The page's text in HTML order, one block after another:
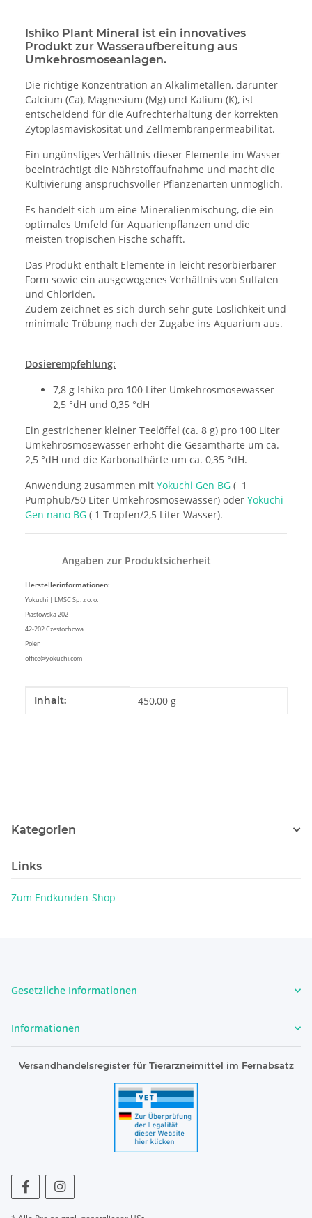
Ishiko Plant Mineral ist ein innovatives
Produkt zur Wasseraufbereitung aus
Umkehrosmoseanlagen.
Die richtige Konzentration an Alkalimetallen, darunter
Calcium (Ca), Magnesium (Mg) und Kalium (K), ist
entscheidend für die Aufrechterhaltung der korrekten
Zytoplasmaviskosität und Zellmembranpermeabilität.
Ein ungünstiges Verhältnis dieser Elemente im Wasser
beeinträchtigt die Nährstoffaufnahme und macht die
Kultivierung anspruchsvoller Pflanzenarten unmöglich.
Es handelt sich um eine Mineralienmischung, die ein
optimales Umfeld für Aquarienpflanzen und die
meisten tropischen Fische schafft.
Das Produkt enthält Elemente in leicht resorbierbarer
Form sowie ein ausgewogenes Verhältnis von Sulfaten
und Chloriden.
Zudem zeichnet es sich durch sehr gute Löslichkeit und
minimale Trübung nach der Zugabe ins Aquarium aus.
Dosierempfehlung:
7,8 g Ishiko pro 100 Liter Umkehrosmosewasser =
2,5 °dH und 0,35 °dH
Ein gestrichener kleiner Teelöffel (ca. 8 g) pro 100 Liter
Umkehrosmosewasser erhöht die Gesamthärte um ca.
2,5 °dH und die Karbonathärte um ca. 0,35 °dH.
Anwendung zusammen mit Yokuchi Gen BG ( 1
Pumphub/50 Liter Umkehrosmosewasser) oder Yokuchi
Gen nano BG ( 1 Tropfen/2,5 Liter Wasser).
Angaben zur Produktsicherheit
Herstellerinformationen:
Yokuchi | LMSC Sp. z o. o.
Piastowska 202
42-202 Czestochowa
Polen
office@yokuchi.com
Produkteigenschaft
Wert
Inhalt: 450,00 g
Kategorien
Links
Zum Endkunden-Shop
Gesetzliche Informationen
Informationen
Versandhandelsregister für Tierarzneimittel im Fernabsatz